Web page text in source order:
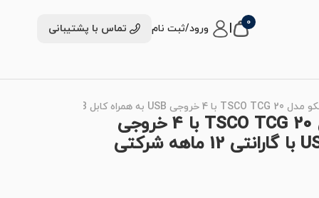
0 ورود/ثبت نام تماس با پشتیبانی
شارژر فندکی 18 وات تسکو مدل TSCO TCG 20 با 4 خروجی